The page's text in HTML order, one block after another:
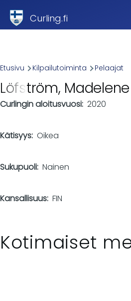
Curling.fi
Breadcrumb
Etusivu Kilpailutoiminta Pelaajat
Löfström, Madelene
Curlingin aloitusvuosi 2020
Kätisyys Oikea
Sukupuoli Nainen
Kansallisuus FIN
Kotimaiset